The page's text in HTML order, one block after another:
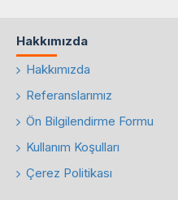
Hakkımızda
Hakkımızda
Referanslarımız
Ön Bilgilendirme Formu
Kullanım Koşulları
Çerez Politikası